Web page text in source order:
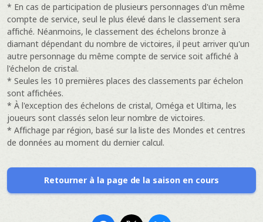
* En cas de participation de plusieurs personnages d'un même
compte de service, seul le plus élevé dans le classement sera
affiché. Néanmoins, le classement des échelons bronze à
diamant dépendant du nombre de victoires, il peut arriver qu'un
autre personnage du même compte de service soit affiché à
l'échelon de cristal.
* Seules les 10 premières places des classements par échelon
sont affichées.
* À l'exception des échelons de cristal, Oméga et Ultima, les
joueurs sont classés selon leur nombre de victoires.
* Affichage par région, basé sur la liste des Mondes et centres
de données au moment du dernier calcul.
Retourner à la page de la saison en cours